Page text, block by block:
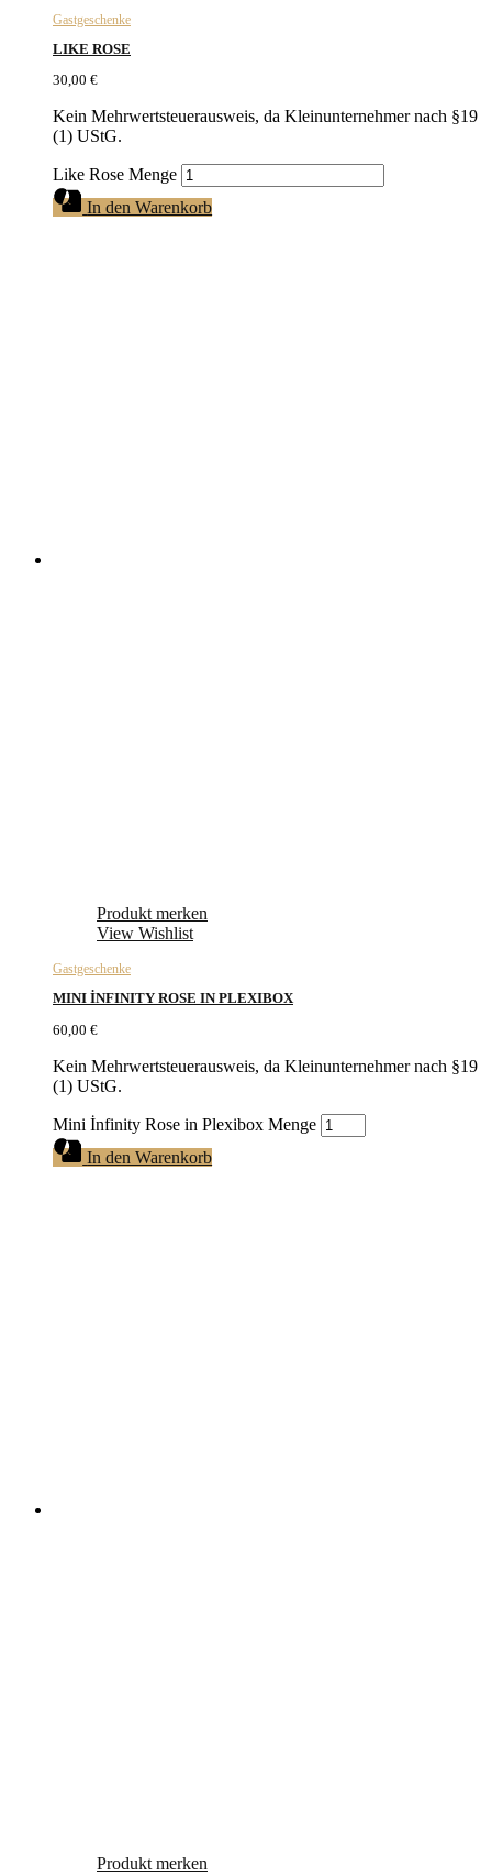
Gastgeschenke
LIKE ROSE
30,00 €
Kein Mehrwertsteuerausweis, da Kleinunternehmer nach §19
(1) UStG.
Like Rose Menge
In den Warenkorb
Produkt merken
View Wishlist
Gastgeschenke
MINI İNFINITY ROSE IN PLEXIBOX
60,00 €
Kein Mehrwertsteuerausweis, da Kleinunternehmer nach §19
(1) UStG.
Mini İnfinity Rose in Plexibox Menge
In den Warenkorb
Produkt merken